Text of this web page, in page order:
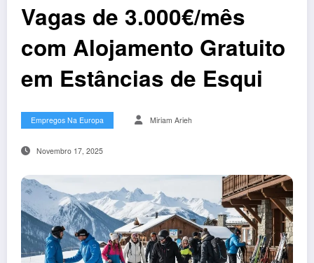
Vagas de 3.000€/mês
com Alojamento Gratuito
em Estâncias de Esqui
Empregos Na Europa Miriam Arieh
Novembro 17, 2025